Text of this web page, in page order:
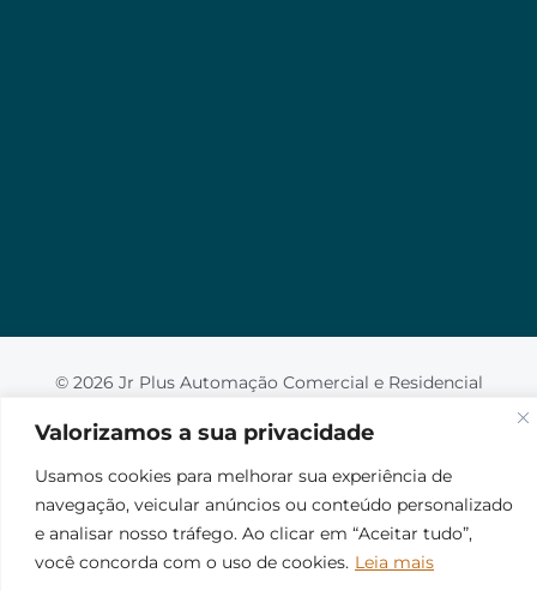
Não aceito
Aceito
© 2026 Jr Plus Automação Comercial e Residencial
CriaçãoCesarWeb
Fale Conosco